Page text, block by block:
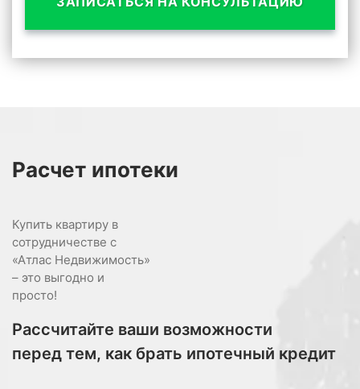
Расчет ипотеки
Купить квартиру в
сотрудничестве с
«Атлас Недвижимость»
– это выгодно и
просто!
Рассчитайте ваши возможности
перед тем, как брать ипотечный кредит